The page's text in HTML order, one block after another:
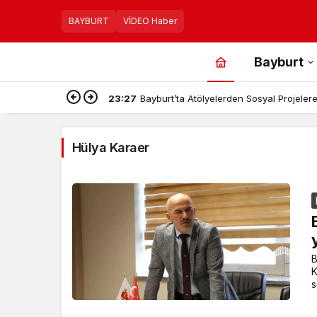
BAYBURT VİDEO Haber
Bayburt
23:27 Bayburt’ta Atölyelerden Sosyal
Hülya Karaer